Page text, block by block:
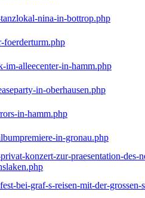
nina-in-bottrop.php
foerderturm.php
im-alleecenter-in-hamm.php
in-oberhausen.php
in-hamm.php
in-gronau.php
konzert-zur-praesentation-
bei-graf-s-reisen-mit-der-